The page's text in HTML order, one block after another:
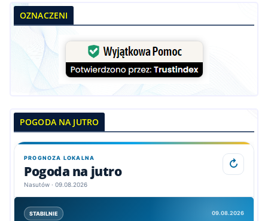
OZNACZENI
POGODA NA JUTRO
PROGNOZA LOKALNA
Pogoda na jutro
Nasutów · 09.08.2026
↻
STABILNIE 09.08.2026